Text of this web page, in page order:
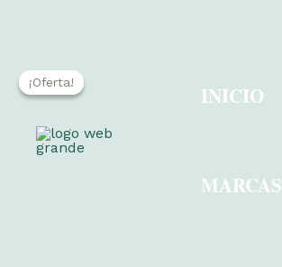
INICIO
MARCAS
¡Oferta!
¡Oferta!